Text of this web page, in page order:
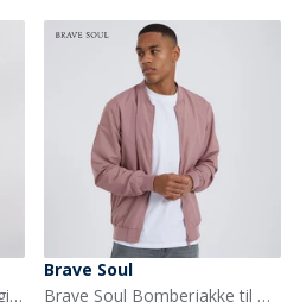
Brave Soul Herre Willas Joggingbukser Antracit Melange
Brave Soul
Brave Soul Bomberjakke til Herre Sanjay Pink